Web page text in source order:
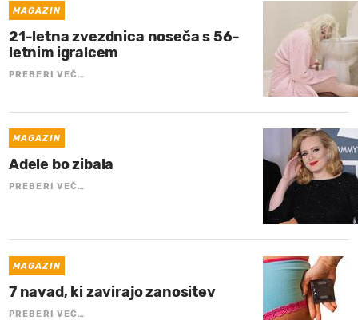
MAGAZIN
21-letna zvezdnica noseča s 56-
letnim igralcem
PREBERI VEČ…
MAGAZIN
Adele bo zibala
PREBERI VEČ…
MAGAZIN
7 navad, ki zavirajo zanositev
PREBERI VEČ…